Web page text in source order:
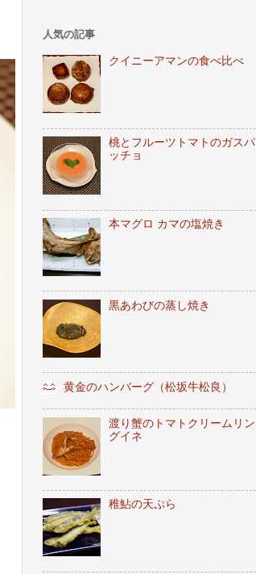
人気の記事
クイニーアマンの食べ比べ
桃とフルーツトマトのガスパ
ッチョ
本マグロ カマの塩焼き
黒あわびの蒸し焼き
黄金のハンバーグ（松坂牛松良）
渡り蟹のトマトクリームリン
グイネ
稚鮎の天ぷら